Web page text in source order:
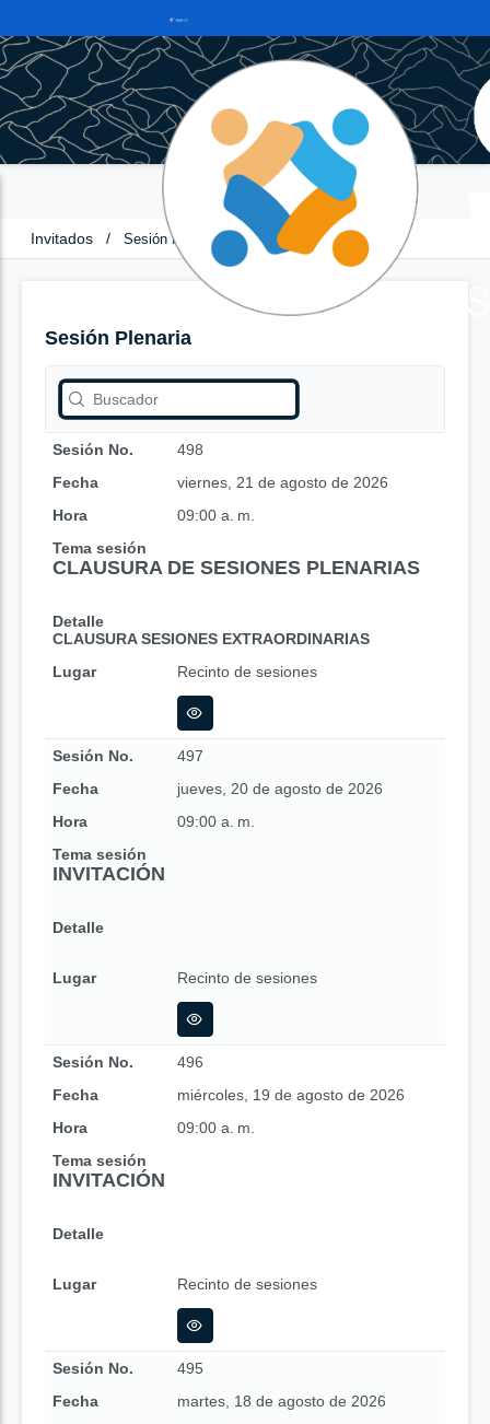
Invitados / Sesión Plenaria
Sesión Plenaria
Sesión No.
498
Fecha
viernes, 21 de agosto de 2026
Hora
09:00 a. m.
Tema sesión
CLAUSURA DE SESIONES PLENARIAS
Detalle
CLAUSURA SESIONES EXTRAORDINARIAS
Lugar
Recinto de sesiones
Sesión No.
497
Fecha
jueves, 20 de agosto de 2026
Hora
09:00 a. m.
Tema sesión
INVITACIÓN
Detalle
Lugar Recinto de sesiones
Sesión No.
496
Fecha
miércoles, 19 de agosto de 2026
Hora
09:00 a. m.
Tema sesión
INVITACIÓN
Detalle
Lugar Recinto de sesiones
Sesión No.
495
Fecha
martes, 18 de agosto de 2026